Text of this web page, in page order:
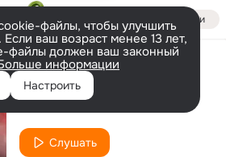
Войти
файлы, чтобы улучшить
ваш возраст менее 13 лет,
файлы должен ваш законный
информации
Настроить
Отравил
Слушать